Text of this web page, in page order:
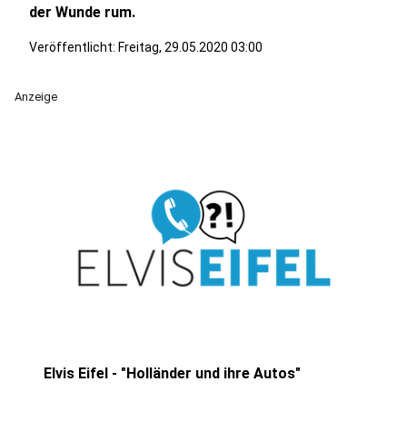
der Wunde rum.
Veröffentlicht: Freitag, 29.05.2020 03:00
Anzeige
Elvis Eifel - "Holländer und ihre Autos"